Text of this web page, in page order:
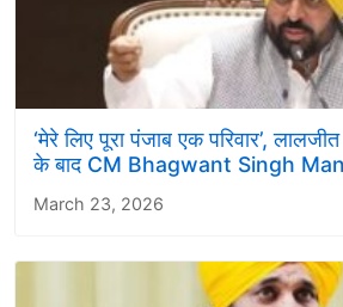
‘मेरे लिए पूरा पंजाब एक परिवार’,
के बाद CM Bhagwant Singh
March 23, 2026